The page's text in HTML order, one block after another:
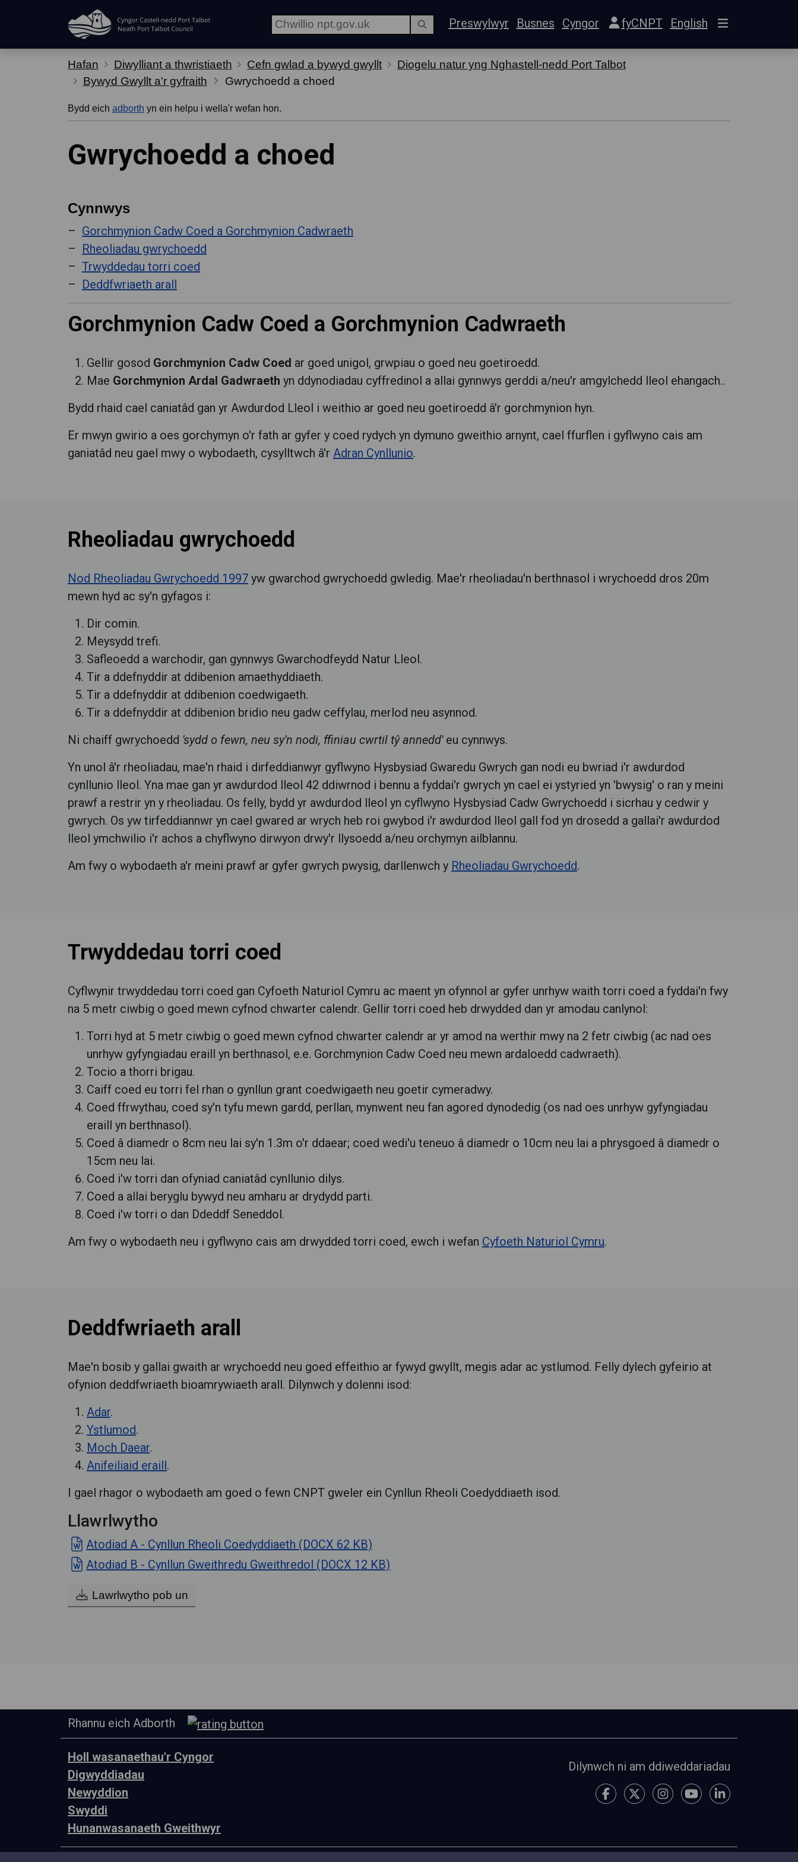
Preswylwyr Busnes Cyngor fyCNPT English
Hafan Diwylliant a thwristiaeth Cefn gwlad a bywyd gwyllt
Diogelu natur yng Nghastell-nedd Port Talbot
Bywyd Gwyllt a'r gyfraith
Gwrychoedd a choed
Bydd eich adborth yn ein helpu i wella'r wefan hon.
Gwrychoedd a choed
Cynnwys
Gorchmynion Cadw Coed a Gorchmynion Cadwraeth
Rheoliadau gwrychoedd
Trwyddedau torri coed
Deddfwriaeth arall
Gorchmynion Cadw Coed a Gorchmynion Cadwraeth
Gellir gosod Gorchmynion Cadw Coed ar goed unigol, grwpiau o goed neu goetiroedd.
Mae Gorchmynion Ardal Gadwraeth yn ddynodiadau cyffredinol a allai gynnwys gerddi a/neu'r amgylchedd lleol ehangach..
Bydd rhaid cael caniatâd gan yr Awdurdod Lleol i weithio ar goed neu goetiroedd â'r gorchmynion hyn.
Er mwyn gwirio a oes gorchymyn o'r fath ar gyfer y coed rydych yn dymuno gweithio arnynt, cael ffurflen i gyflwyno cais am
ganiatâd neu gael mwy o wybodaeth, cysylltwch â'r Adran Cynllunio.
Rheoliadau gwrychoedd
Nod Rheoliadau Gwrychoedd 1997 yw gwarchod gwrychoedd gwledig. Mae'r rheoliadau'n berthnasol i wrychoedd dros 20m
mewn hyd ac sy'n gyfagos i:
Dir comin.
Meysydd trefi.
Safleoedd a warchodir, gan gynnwys Gwarchodfeydd Natur Lleol.
Tir a ddefnyddir at ddibenion amaethyddiaeth.
Tir a ddefnyddir at ddibenion coedwigaeth.
Tir a ddefnyddir at ddibenion bridio neu gadw ceffylau, merlod neu asynnod.
Ni chaiff gwrychoedd 'sydd o fewn, neu sy'n nodi, ffiniau cwrtil tŷ annedd'eu cynnwys.
Yn unol â'r rheoliadau, mae'n rhaid i dirfeddianwyr gyflwyno Hysbysiad Gwaredu Gwrych gan nodi eu bwriad i'r awdurdod
cynllunio lleol. Yna mae gan yr awdurdod lleol 42 ddiwrnod i bennu a fyddai'r gwrych yn cael ei ystyried yn 'bwysig' o ran y meini
prawf a restrir yn y rheoliadau. Os felly, bydd yr awdurdod lleol yn cyflwyno Hysbysiad Cadw Gwrychoedd i sicrhau y cedwir y
gwrych. Os yw tirfeddiannwr yn cael gwared ar wrych heb roi gwybod i'r awdurdod lleol gall fod yn drosedd a gallai'r awdurdod
lleol ymchwilio i'r achos a chyflwyno dirwyon drwy'r llysoedd a/neu orchymyn ailblannu.
Am fwy o wybodaeth a'r meini prawf ar gyfer gwrych pwysig, darllenwch y Rheoliadau Gwrychoedd.
Trwyddedau torri coed
Cyflwynir trwyddedau torri coed gan Cyfoeth Naturiol Cymru ac maent yn ofynnol ar gyfer unrhyw waith torri coed a fyddai'n fwy
na 5 metr ciwbig o goed mewn cyfnod chwarter calendr. Gellir torri coed heb drwydded dan yr amodau canlynol:
Torri hyd at 5 metr ciwbig o goed mewn cyfnod chwarter calendr ar yr amod na werthir mwy na 2 fetr ciwbig (ac nad oes
unrhyw gyfyngiadau eraill yn berthnasol, e.e. Gorchmynion Cadw Coed neu mewn ardaloedd cadwraeth).
Tocio a thorri brigau.
Caiff coed eu torri fel rhan o gynllun grant coedwigaeth neu goetir cymeradwy.
Coed ffrwythau, coed sy'n tyfu mewn gardd, perllan, mynwent neu fan agored dynodedig (os nad oes unrhyw gyfyngiadau
eraill yn berthnasol).
Coed â diamedr o 8cm neu lai sy'n 1.3m o'r ddaear; coed wedi'u teneuo â diamedr o 10cm neu lai a phrysgoed â diamedr o
15cm neu lai.
Coed i'w torri dan ofyniad caniatâd cynllunio dilys.
Coed a allai beryglu bywyd neu amharu ar drydydd parti.
Coed i'w torri o dan Ddeddf Seneddol.
Am fwy o wybodaeth neu i gyflwyno cais am drwydded torri coed, ewch i wefan Cyfoeth Naturiol Cymru.
Deddfwriaeth arall
Mae'n bosib y gallai gwaith ar wrychoedd neu goed effeithio ar fywyd gwyllt, megis adar ac ystlumod. Felly dylech gyfeirio at
ofynion deddfwriaeth bioamrywiaeth arall. Dilynwch y dolenni isod:
Adar.
Ystlumod.
Moch Daear.
Anifeiliaid eraill.
I gael rhagor o wybodaeth am goed o fewn CNPT gweler ein Cynllun Rheoli Coedyddiaeth isod.
Llawrlwytho
Atodiad A - Cynllun Rheoli Coedyddiaeth (DOCX 62 KB)
Atodiad B - Cynllun Gweithredu Gweithredol (DOCX 12 KB)
Lawrlwytho pob un
Rhannu eich Adborth
Holl wasanaethau'r Cyngor
Digwyddiadau
Newyddion
Swyddi
Hunanwasanaeth Gweithwyr
Dilynwch ni am ddiweddariadau